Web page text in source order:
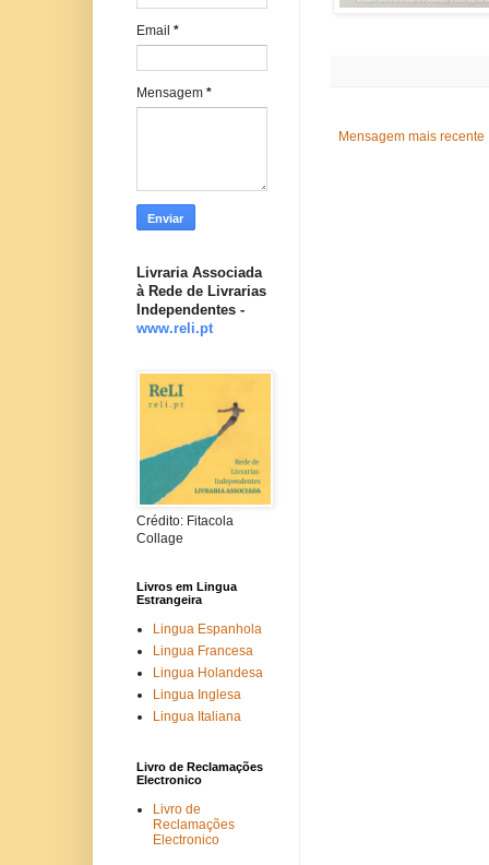
Mensagem mais recente
Email *
Mensagem *
Livraria Associada
à Rede de Livrarias
Independentes -
www.reli.pt
Crédito: Fitacola
Collage
Livros em Lingua
Estrangeira
Lingua Espanhola
Lingua Francesa
Lingua Holandesa
Lingua Inglesa
Lingua Italiana
Livro de Reclamações
Electronico
Livro de
Reclamações
Electronico